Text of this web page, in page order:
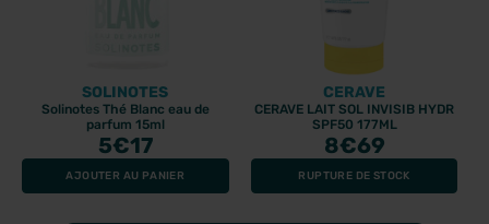
SOLINOTES
Solinotes Thé Blanc eau de
parfum 15ml
5€17
AJOUTER AU PANIER
CERAVE
CERAVE LAIT SOL INVISIB HYDR
SPF50 177ML
8€69
RUPTURE DE STOCK